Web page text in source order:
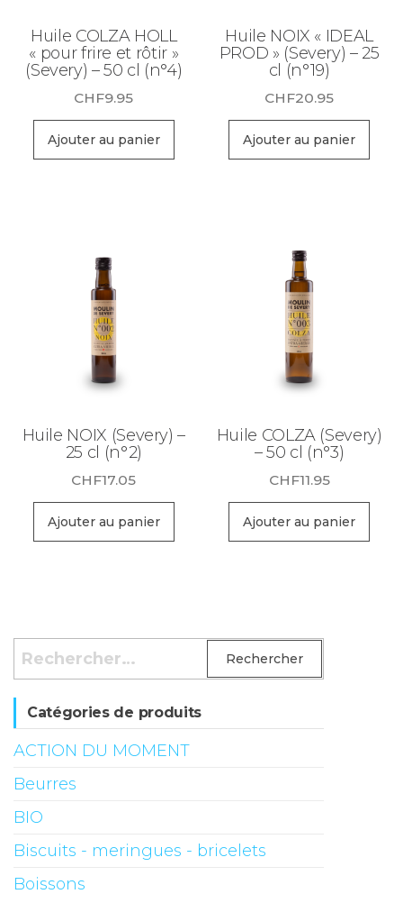
Huile COLZA HOLL
« pour frire et rôtir »
(Severy) – 50 cl (n°4)
CHF9.95
Ajouter au panier
Huile NOIX « IDEAL
PROD » (Severy) – 25
cl (n°19)
CHF20.95
Ajouter au panier
Huile NOIX (Severy) –
25 cl (n°2)
CHF17.05
Ajouter au panier
Huile COLZA (Severy)
– 50 cl (n°3)
CHF11.95
Ajouter au panier
Rechercher :
Catégories de produits
ACTION DU MOMENT
Beurres
BIO
Biscuits - meringues - bricelets
Boissons